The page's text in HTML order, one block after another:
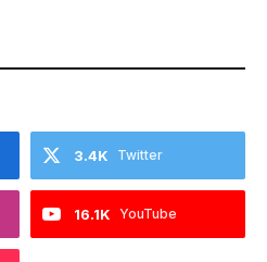
Twitter
3.4K
YouTube
16.1K